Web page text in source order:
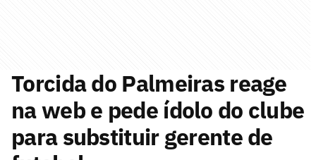
Torcida do Palmeiras reage
na web e pede ídolo do clube
para substituir gerente de